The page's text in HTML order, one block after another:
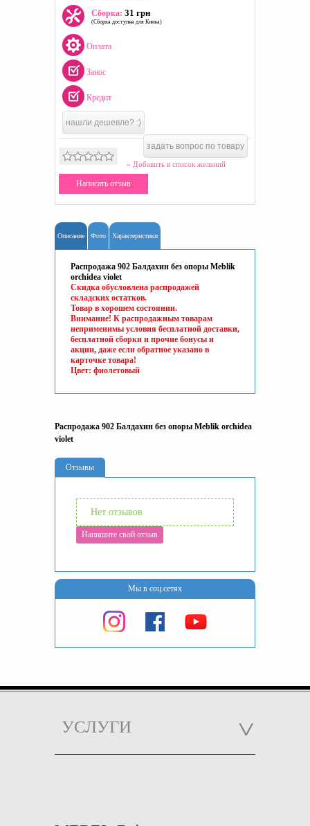
Сборка: 31 грн
(Сборка доступна для Киева)
Оплата
Занос
Кредит
нашли дешевле? :)
задать вопрос по товару
» Добавить в список желаний
Написать отзыв
Описание Фото Характеристики
Распродажа 902 Балдахин без опоры Meblik
orchidea violet
Скидка обусловлена распродажей
складских остатков.
Товар в хорошем состоянии.
Внимание! К распродажным товарам
неприменимы условия бесплатной доставки,
бесплатной сборки и прочие бонусы и
акции, даже если обратное указано в
карточке товара!
Цвет: фиолетовый
Распродажа 902 Балдахин без опоры Meblik orchidea
violet
Отзывы
Нет отзывов
Напишите свой отзыв
Мы в соц.сетях
УСЛУГИ